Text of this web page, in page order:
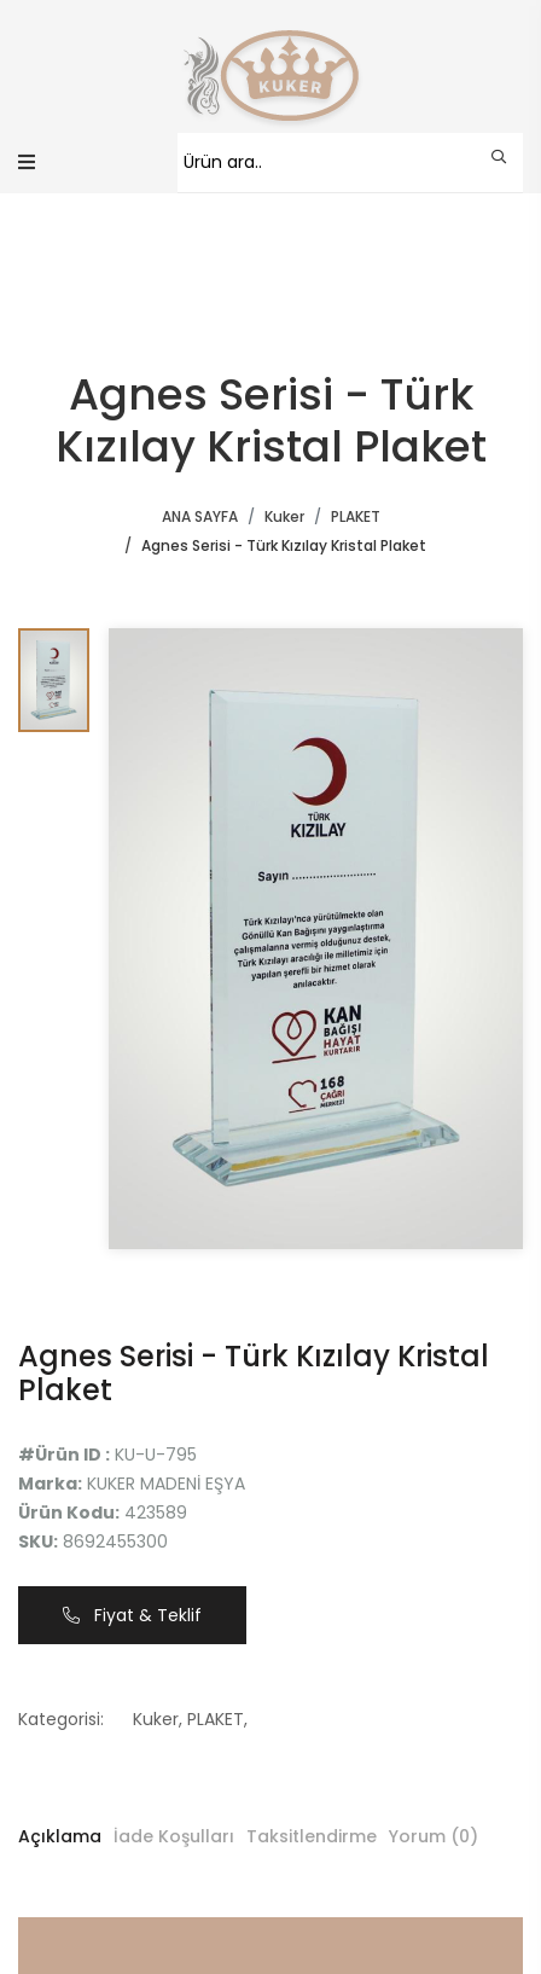
Agnes Serisi - Türk
Kızılay Kristal Plaket
ANA SAYFA Kuker
PLAKET
Agnes Serisi - Türk Kızılay Kristal Plaket
Agnes Serisi - Türk Kızılay Kristal
Plaket
#Ürün ID : KU-U-795
Marka: KUKER MADENİ EŞYA
Ürün Kodu: 423589
SKU: 8692455300
Fiyat & Teklif
Kategorisi: Kuker, PLAKET,
Açıklama İade Koşulları Taksitlendirme Yorum (0)